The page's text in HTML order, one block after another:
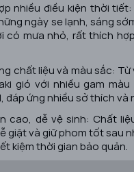
nhiều điều kiện thời
ngày se lạnh, sáng
có mưa nhỏ, rất thích
chất liệu và màu sắc:
gió với nhiều gam
đáp ứng nhiều sở thích và
cao, dễ vệ sinh: Chất
giặt và giữ phom tốt sau
kiệm thời gian bảo quản.